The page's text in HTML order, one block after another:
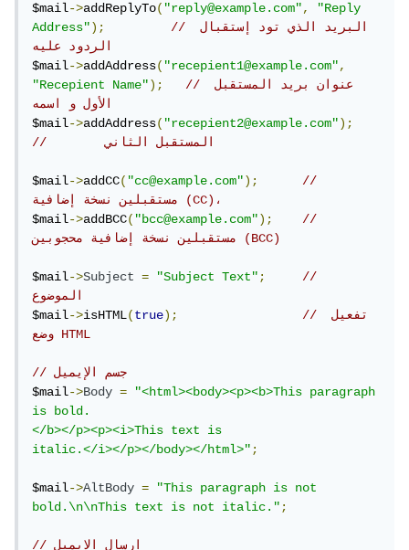
$mail->addReplyTo("reply@example.com",
"Reply
Address");
// البريد الذي تود إستقبال
الردود عليه
$mail->addAddress("recepient1@example.com",
"Recepient Name");
// عنوان بريد المستقبل
الأول و اسمه
$mail->addAddress("recepient2@example.com");
//        المستقبل الثاني
$mail->addCC("cc@example.com");
//
مستقبلين نسخة إضافية (CC)،
$mail->addBCC("bcc@example.com");
//
مستقبلين نسخة إضافية محجوبين (BCC)
$mail->Subject = "Subject Text";
//
الموضوع
$mail->isHTML(true);
// تفعيل
وضع HTML
// جسم الإيميل
$mail->Body =
"<html><body><p><b>This paragraph
is bold.
</b></p><p><i>This text is
italic.</i></p></body></html>";
$mail->AltBody =
"This paragraph is not
bold.\n\nThis text is not italic.";
// إرسال الإيميل